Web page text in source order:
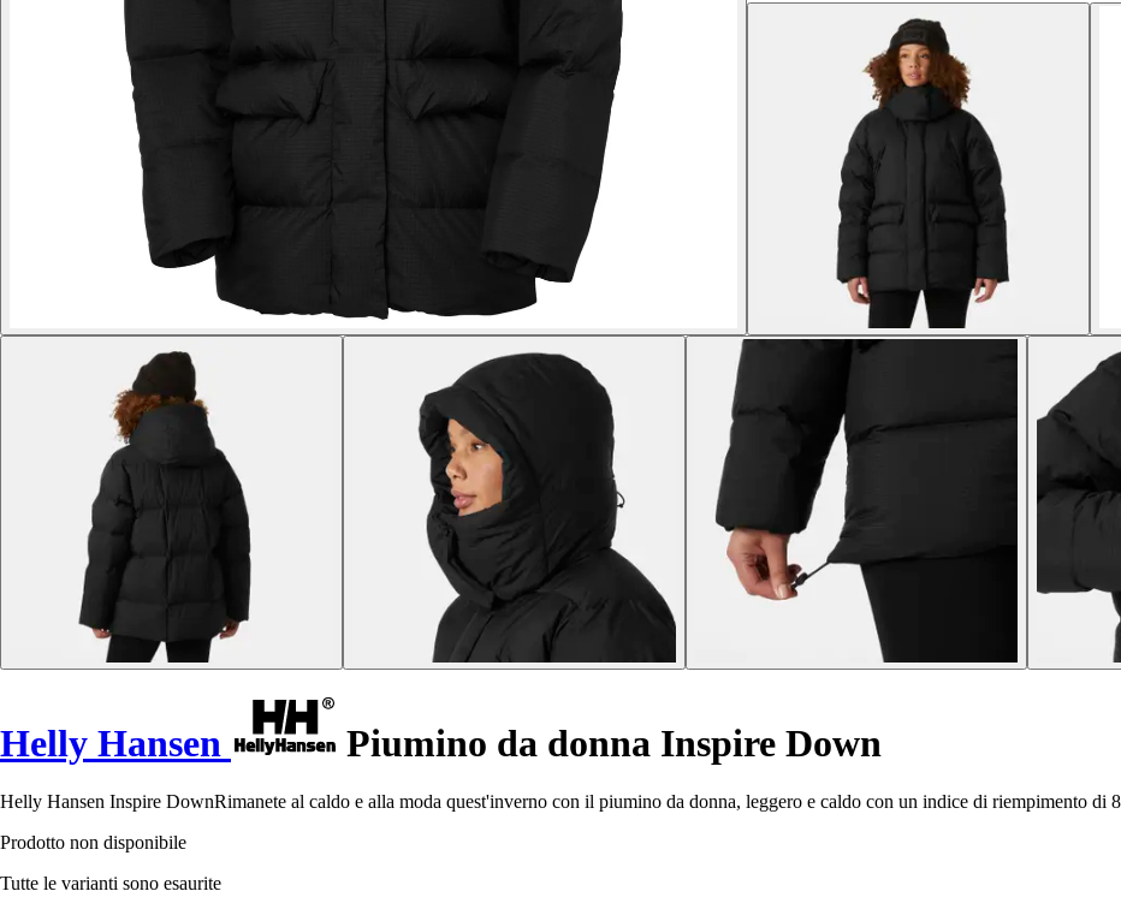
Helly Hansen Piumino da donna Inspire Down
Helly Hansen Inspire DownRimanete al caldo e alla moda quest'inverno con il piumino da donna, leggero e caldo con un indice di riempimento di
Prodotto non disponibile
Tutte le varianti sono esaurite